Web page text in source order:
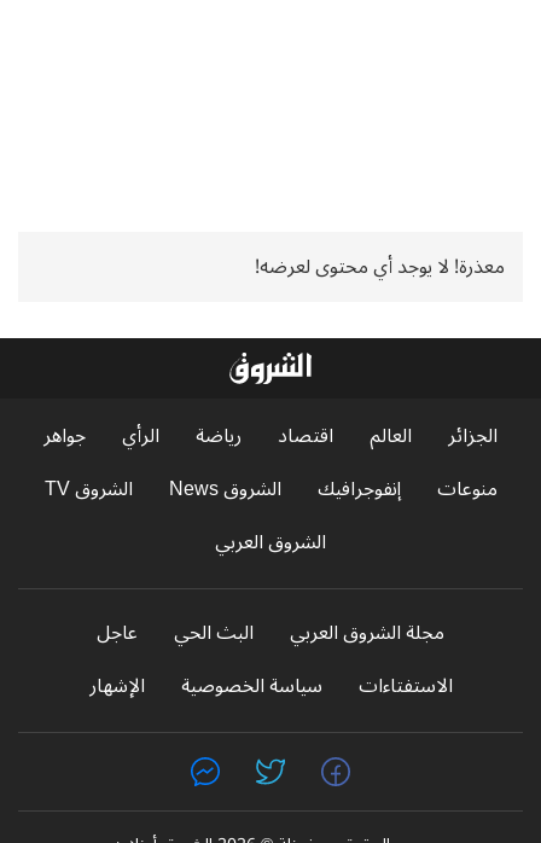
معذرة! لا يوجد أي محتوى لعرضه!
الجزائر العالم اقتصاد رياضة الرأي
جواهر
منوعات
إنفوجرافيك الشروق News
الشروق TV
الشروق العربي
مجلة الشروق العربي البث الحي
عاجل
الاستفتاءات
سياسة الخصوصية الإشهار